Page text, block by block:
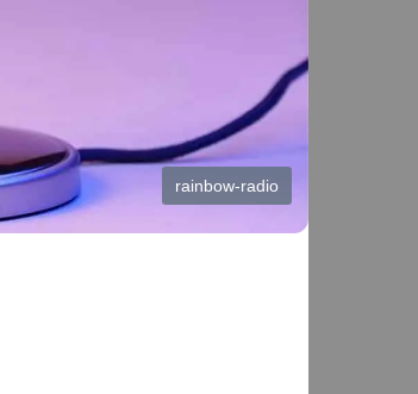
rainbow-radio